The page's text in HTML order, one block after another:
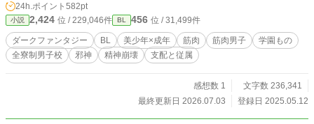
24h.ポイント 582pt
小説 2,424 位 / 229,046件 BL 456 位 / 31,499件
ダークファンタジー BL 美少年×成年 筋肉 筋肉男子
学園もの
全寮制男子校
邪神 精神崩壊 支配と従属
感想数 1
文字数 236,341
最終更新日 2026.07.03
登録日 2025.05.12